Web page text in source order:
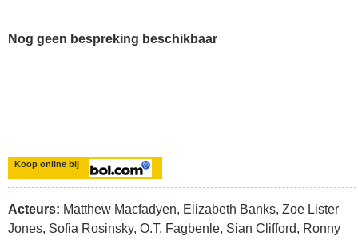
Nog geen bespreking beschikbaar
Koop online bij
Acteurs: Matthew Macfadyen, Elizabeth Banks, Zoe Lister
Jones, Sofia Rosinsky, O.T. Fagbenle, Sian Clifford, Ronny